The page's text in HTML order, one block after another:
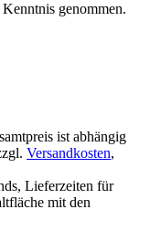
genommen.
ist abhängig
Versandkosten,
Lieferzeiten für
mit den